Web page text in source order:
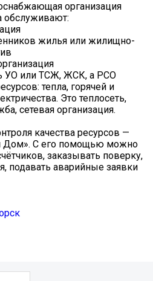
организация
обслуживают:
жилья или жилищно-
УО или ТСЖ, ЖСК, а РСО
тепла, горячей и
Это теплосеть,
сетевая организация.
качества ресурсов —
Дом». С его помощью можно
заказывать поверку,
подавать аварийные заявки